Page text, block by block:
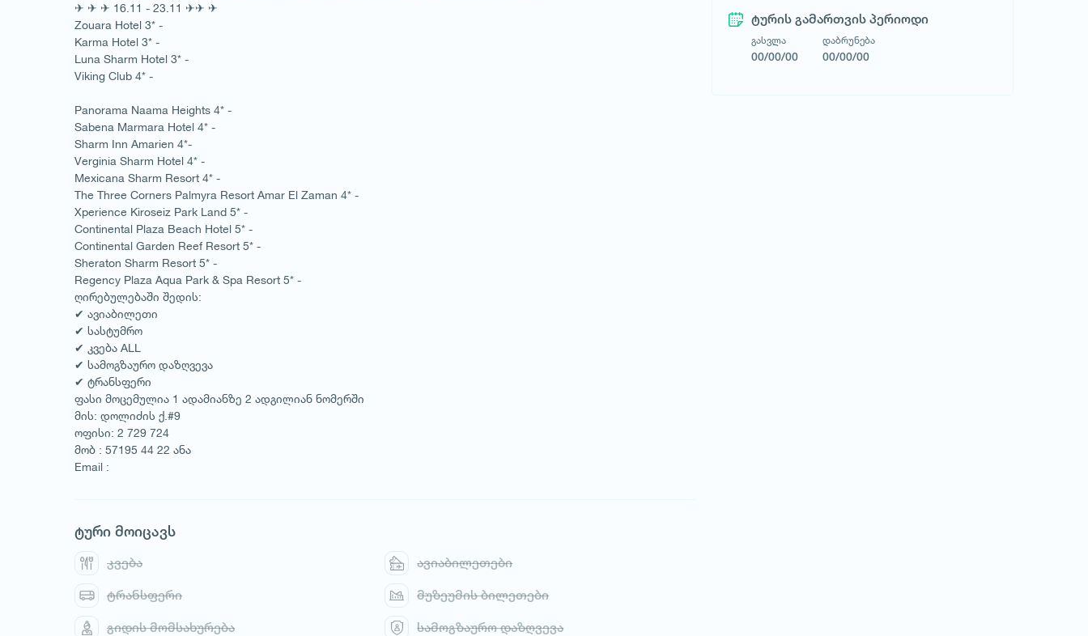
✈ ✈ ✈ 16.11 - 23.11 ✈✈ ✈
Zouara Hotel 3* -
Karma Hotel 3* -
Luna Sharm Hotel 3* -
Viking Club 4* -
Panorama Naama Heights 4* -
Sabena Marmara Hotel 4* -
Sharm Inn Amarien 4*-
Verginia Sharm Hotel 4* -
Mexicana Sharm Resort 4* -
The Three Corners Palmyra Resort Amar El Zaman 4* -
Xperience Kiroseiz Park Land 5* -
Continental Plaza Beach Hotel 5* -
Continental Garden Reef Resort 5* -
Sheraton Sharm Resort 5* -
Regency Plaza Aqua Park & Spa Resort 5* -
ღირებულებაში შედის:
✔ ავიაბილეთი
✔ სასტუმრო
✔ კვება ALL
✔ სამოგზაურო დაზღვევა
✔ ტრანსფერი
ფასი მოცემულია 1 ადამიანზე 2 ადგილიან ნომერში
მის: დოლიძის ქ.#9
ოფისი: 2 729 724
მობ : 57195 44 22 ანა
Email :
ტური მოიცავს
კვება ავიაბილეთები
ტრანსფერი მუზეუმის ბილეთები
გიდის მომსახურება სამოგზაურო დაზღვევა
ტურის გამართვის პერიოდი
გასვლა
00/00/00
დაბრუნება
00/00/00